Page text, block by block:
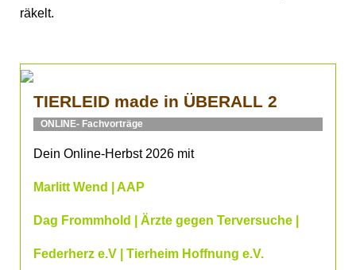
räkelt.
TIERLEID made in ÜBERALL 2
ONLINE- Fachvorträge
Dein Online-Herbst 2026 mit
Marlitt Wend | AAP
Dag Frommhold | Ärzte gegen Terversuche |
Federherz e.V | Tierheim Hoffnung e.V.